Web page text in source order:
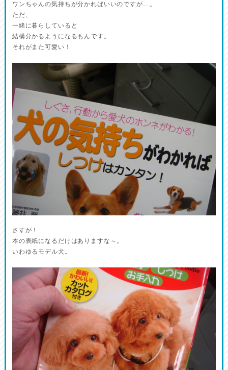
ワンちゃんの気持ちが分かればいいのですが…。
ただ、
一緒に暮らしていると
結構分かるようになるもんです。
それがまた可愛い！
さすが！
本の表紙になるだけはありますな～。
いわゆるモデル犬。